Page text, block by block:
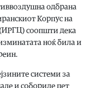
одбрана
Корпус на
соопшти дека
ноќ била и
системи за
и собориле пет